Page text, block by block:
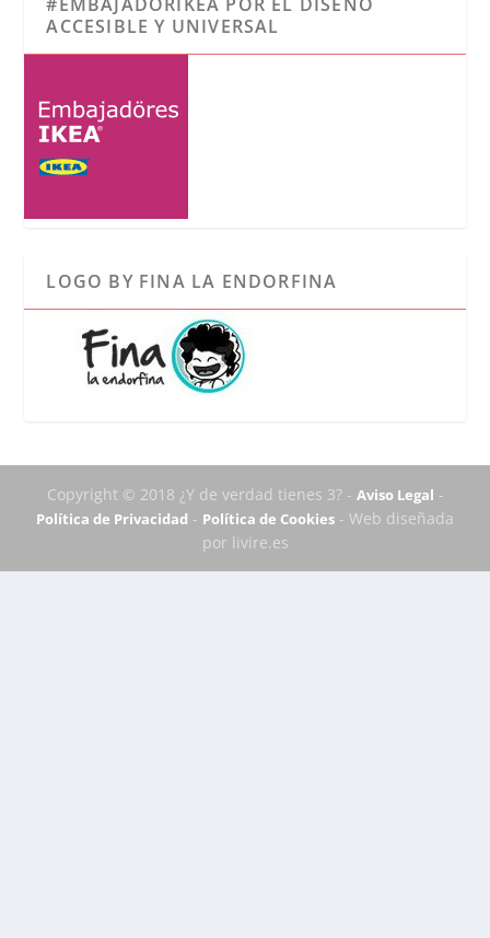
ACCESIBLE Y UNIVERSAL
LOGO BY FINA LA ENDORFINA
Copyright © 2018 ¿Y de verdad tienes 3? - Aviso Legal -
Política de Privacidad - Política de Cookies - Web diseñada
por livire.es